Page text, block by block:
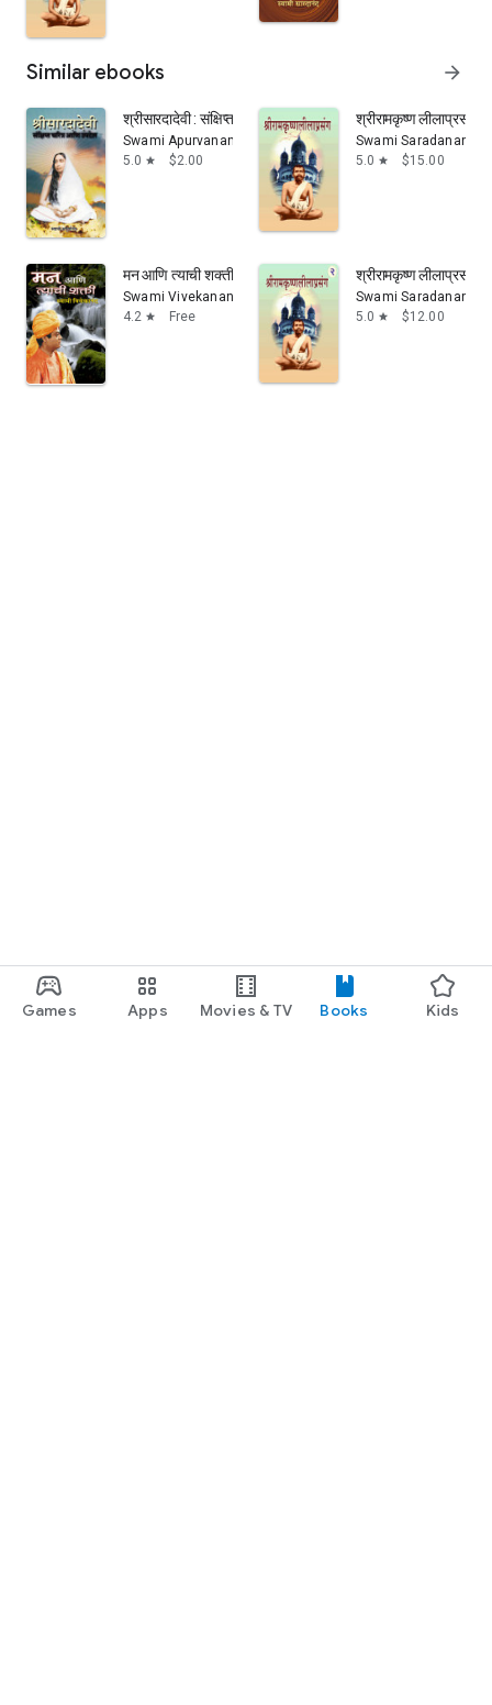
Games Apps Movies & TV Books Kids
Similar ebooks arrow_forward
श्रीसारदादेवी : संक्षिप्त चरित्र आणि उपदेश / Sri Saradadevi :
Swami Apurvananda
5.0 star $2.00
श्रीरामकृष्ण
Swami Saradananda
5.0 star $15.00
मन आणि त्याची शक्ती / Man Ani Tyachi Shakti
Swami Vivekananda
4.2 star Free
श्रीरामकृष्ण
Swami Saradananda
5.0 star $12.00